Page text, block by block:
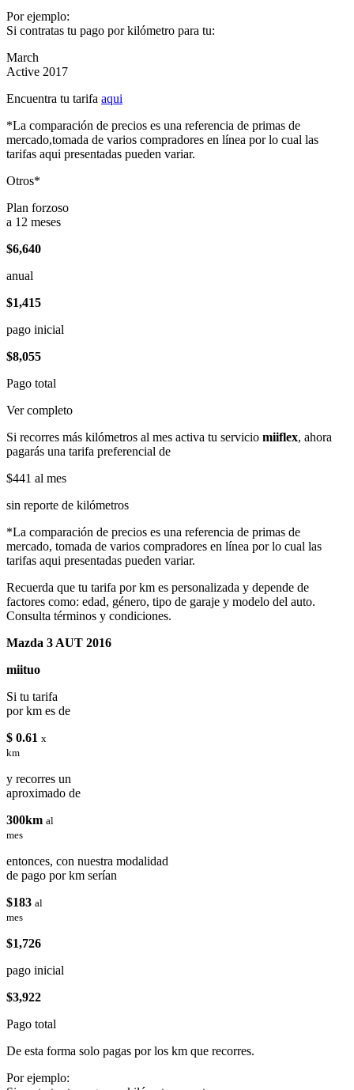
Por ejemplo:
Si contratas tu pago por kilómetro para tu:
March
Active 2017
Encuentra tu tarifa aqui
*La comparación de precios es una referencia de primas de
mercado,tomada de varios compradores en línea por lo cual las
tarifas aqui presentadas pueden variar.
Otros*
Plan forzoso
a 12 meses
$6,640
anual
$1,415
pago inicial
$8,055
Pago total
Ver completo
Si recorres más kilómetros al mes activa tu servicio miiflex, ahora
pagarás una tarifa preferencial de
$441 al mes
sin reporte de kilómetros
*La comparación de precios es una referencia de primas de
mercado, tomada de varios compradores en línea por lo cual las
tarifas aqui presentadas pueden variar.
Recuerda que tu tarifa por km es personalizada y depende de
factores como: edad, género, tipo de garaje y modelo del auto.
Consulta términos y condiciones.
Mazda 3 AUT 2016
miituo
Si tu tarifa
por km es de
$ 0.61 x
km
y recorres un
aproximado de
300km al
mes
entonces, con nuestra modalidad
de pago por km serían
$183 al
mes
$1,726
pago inicial
$3,922
Pago total
De esta forma solo pagas por los km que recorres.
Por ejemplo: